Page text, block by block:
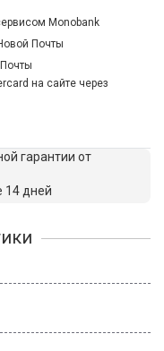
Monobank
Почты
на сайте через
гарантии от
14 дней